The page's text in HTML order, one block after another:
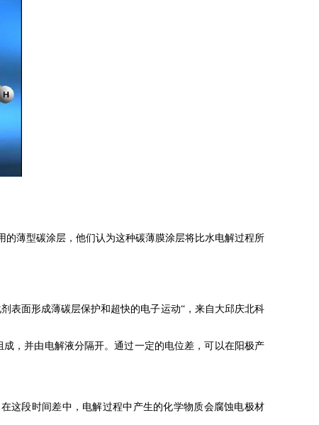
薄型碳涂层，他们认为这种碳薄膜涂层将比水电解过程所
表面形成薄碳层保护和超快的电子运动“，来自大邱庆北科
，并由电解液分隔开。通过一定的电位差，可以在阳极产
这段时间差中，电解过程中产生的化学物质会腐蚀电极材